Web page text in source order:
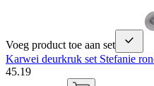
Voeg product toe aan set
Karwei deurkruk set Stefanie
45.19